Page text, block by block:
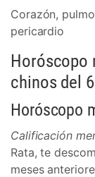
Corazón,
pericardio
Horóscopo
chinos del
Horóscopo
Calificación
Rata, te
meses